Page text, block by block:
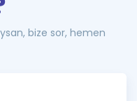
bize sor, hemen